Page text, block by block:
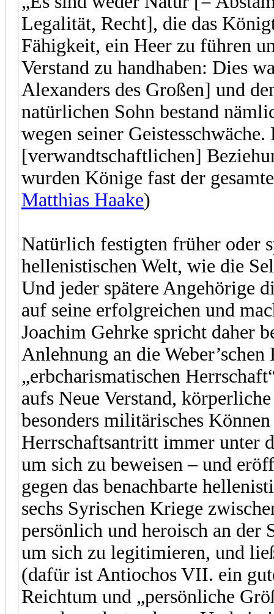
Legalität, Recht], die das
Fähigkeit, ein Heer zu führen
Verstand zu handhaben: Dies
Alexanders des Großen] und
natürlichen Sohn bestand
wegen seiner
[verwandtschaftlichen]
wurden Könige fast der
Matthias Haake)
Natürlich festigten früher oder
hellenistischen Welt, wie die
Und jeder spätere Angehörige
auf seine erfolgreichen und
Joachim Gehrke spricht daher
Anlehnung an die
„erbcharismatischen
aufs Neue Verstand,
besonders militärisches
Herrschaftsantritt immer unter
um sich zu beweisen – und
gegen das benachbarte
sechs Syrischen Kriege
persönlich und heroisch an der
um sich zu legitimieren, und
(dafür ist Antiochos VII. ein
Reichtum und „persönliche